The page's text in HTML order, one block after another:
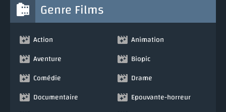
Genre Films
Action
Animation
Aventure
Biopic
Comédie
Drame
Documentaire
Epouvante-horreur